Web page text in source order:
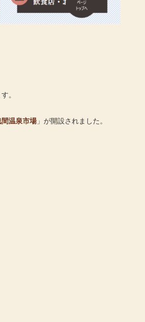
。
温泉市場 」が開設されました。